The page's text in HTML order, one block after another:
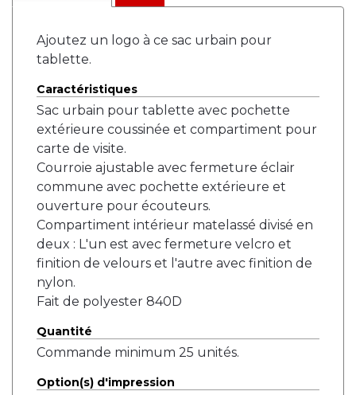
Ajoutez un logo à ce sac urbain pour
tablette.
Caractéristiques
Sac urbain pour tablette avec pochette
extérieure coussinée et compartiment pour
carte de visite.
Courroie ajustable avec fermeture éclair
commune avec pochette extérieure et
ouverture pour écouteurs.
Compartiment intérieur matelassé divisé en
deux : L'un est avec fermeture velcro et
finition de velours et l'autre avec finition de
nylon.
Fait de polyester 840D
Quantité
Commande minimum 25 unités.
Option(s) d'impression